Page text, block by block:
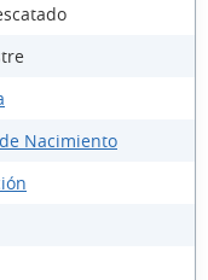
Nacimiento